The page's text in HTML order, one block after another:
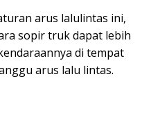
arus lalulintas ini,
sopir truk dapat lebih
di tempat
arus lalu lintas.